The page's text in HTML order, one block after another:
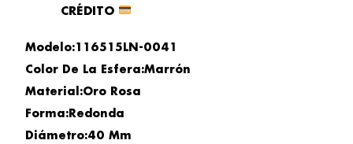
CRÉDITO
Modelo:116515LN-0041
Color De La Esfera:Marrón
Material:Oro Rosa
Forma:Redonda
Diámetro:40 Mm